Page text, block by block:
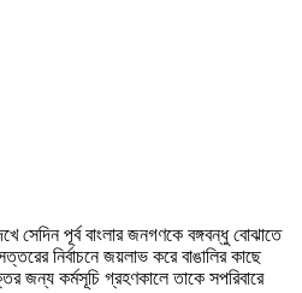
সেদিন পূর্ব বাংলার জনগণকে বঙ্গবন্ধু বোঝাতে
নির্বাচনে জয়লাভ করে বাঙালির কাছে
জন্য কর্মসূচি গ্রহণকালে তাকে সপরিবারে